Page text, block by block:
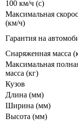
100 км/ч (с)
Максимальная
(км/ч)
Гарантия на
Снаряженная масса
Максимальная
масса (кг)
Кузов
Длина (мм)
Ширина (мм)
Высота (мм)